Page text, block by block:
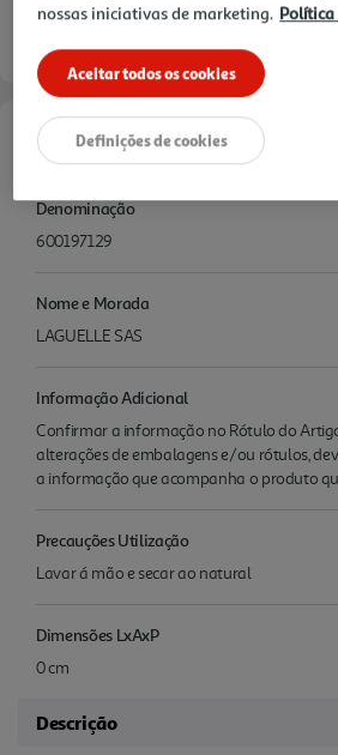
Características
Denominação
600197129
Nome e Morada
LAGUELLE SAS
Informação Adicional
Confirmar a informação no Rótulo do
alterações de embalagens e/ou rótulos,
a informação que acompanha o produto
Precauções Utilização
Lavar á mão e secar ao natural
Dimensões LxAxP
0 cm
Descrição
nossas iniciativas de marketing. Política
Aceitar todos os cookies
Definições de cookies